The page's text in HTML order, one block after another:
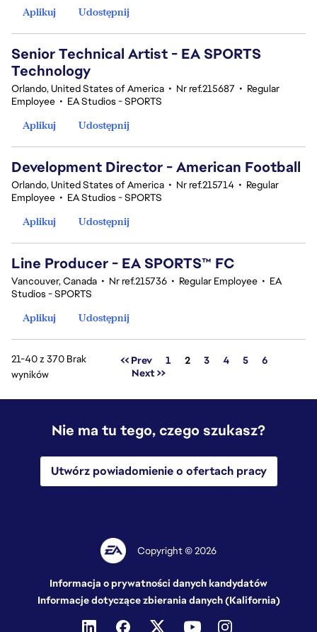
Aplikuj
Udostępnij
Senior Technical Artist - EA SPORTS
Technology
Orlando, United States of America • Nr ref.215687 • Regular
Employee • EA Studios - SPORTS
Aplikuj
Udostępnij
Development Director - American Football
Orlando, United States of America • Nr ref.215714 • Regular
Employee • EA Studios - SPORTS
Aplikuj
Udostępnij
Line Producer - EA SPORTS™ FC
Vancouver, Canada • Nr ref.215736 • Regular Employee • EA
Studios - SPORTS
Aplikuj
Udostępnij
21-40 z 370 Brak
wyników
<< Prev 1 Strona
2 3 4 5
6
Next >>
Nie ma tu tego, czego szukasz?
Utwórz powiadomienie o ofertach pracy
Copyright © 2026
Informacja o prywatności danych kandydatów
Informacje dotyczące zbierania danych (Kalifornia)